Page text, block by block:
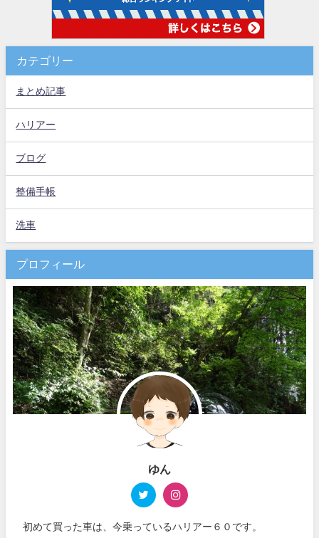
カテゴリー
まとめ記事
ハリアー
ブログ
整備手帳
洗車
プロフィール
ゆん
初めて買った車は、今乗っているハリアー６０です。